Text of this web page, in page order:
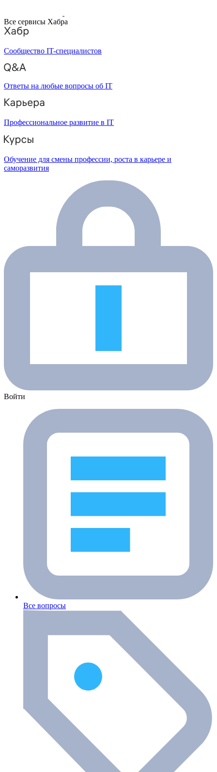
Все сервисы Хабра
Сообщество IT-специалистов
Ответы на любые вопросы об IT
Профессиональное развитие в IT
Обучение для смены профессии, роста в карьере и
саморазвития
Войти
Все вопросы